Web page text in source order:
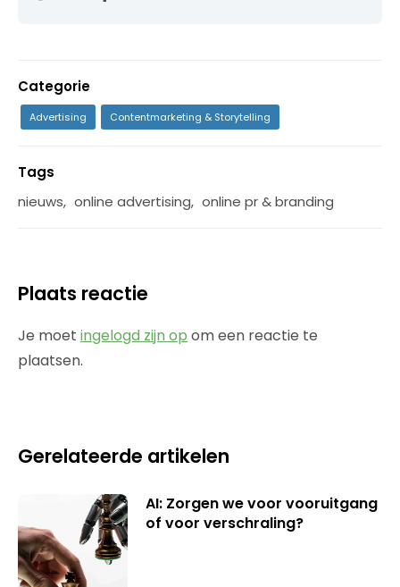
Categorie
Advertising Contentmarketing & Storytelling
Tags
nieuws, online advertising, online pr & branding
Plaats reactie
Je moet ingelogd zijn op om een reactie te
plaatsen.
Gerelateerde artikelen
AI: Zorgen we voor vooruitgang
of voor verschraling?